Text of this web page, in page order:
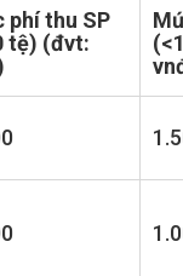
phí thu SP
tệ) (đvt: